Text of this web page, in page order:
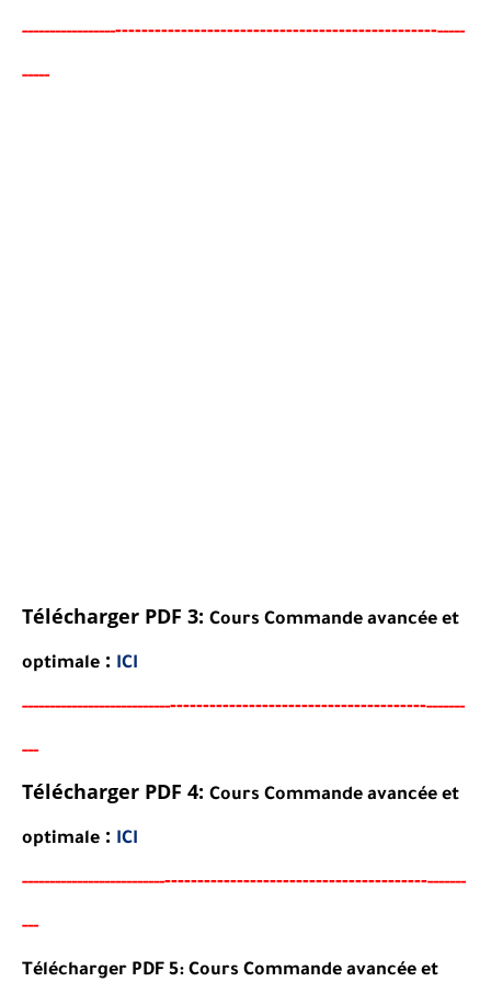
-----------------------------------------------------------------------
-----
Télécharger PDF 3: Cours Commande avancée et
optimale : ICI
-------------------------------------------------------------------------
---
Télécharger PDF 4: Cours Commande avancée et
optimale : ICI
-------------------------------------------------------------------------
---
Télécharger PDF 5: Cours Commande avancée et